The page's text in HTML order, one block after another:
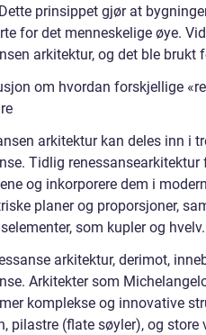
prinsippet gjør at
for det menneskelige øye.
arkitektur, og det ble
om hvordan forskjellige
arkitektur kan deles inn i
Tidlig
og inkorporere dem i
planer og proporsjoner,
som kupler og hvelv.
arkitektur, derimot,
Arkitekter som
komplekse og innovative
pilastre (flate søyler), og store